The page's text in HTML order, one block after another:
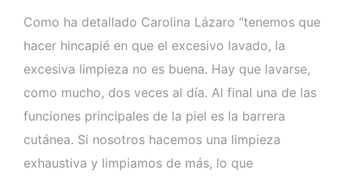
Como ha detallado Carolina Lázaro “tenemos que
hacer hincapié en que el excesivo lavado, la
excesiva limpieza no es buena. Hay que lavarse,
como mucho, dos veces al día. Al final una de las
funciones principales de la piel es la barrera
cutánea. Si nosotros hacemos una limpieza
exhaustiva y limpiamos de más, lo que